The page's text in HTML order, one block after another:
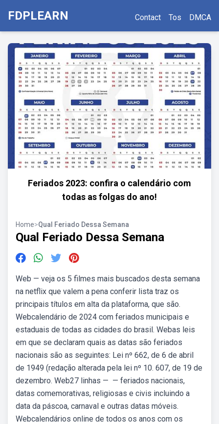
FDPLEARN Contact Tos DMCA
Feriados 2023: confira o calendário com
todas as folgas do ano!
Home>Qual Feriado Dessa Semana
Qual Feriado Dessa Semana
Web — veja os 5 filmes mais buscados desta semana
na netflix que valem a pena conferir lista traz os
principais títulos em alta da plataforma, que são.
Webcalendário de 2024 com feriados municipais e
estaduais de todas as cidades do brasil. Webas leis
em que se declaram quais as datas são feriados
nacionais são as seguintes: Lei nº 662, de 6 de abril
de 1949 (redação alterada pela lei nº 10. 607, de 19 de
dezembro. Web27 linhas — — feriados nacionais,
datas comemorativas, religiosas e civis incluindo a
data da páscoa, carnaval e outras datas móveis.
Webcalendários online de todos os anos com os